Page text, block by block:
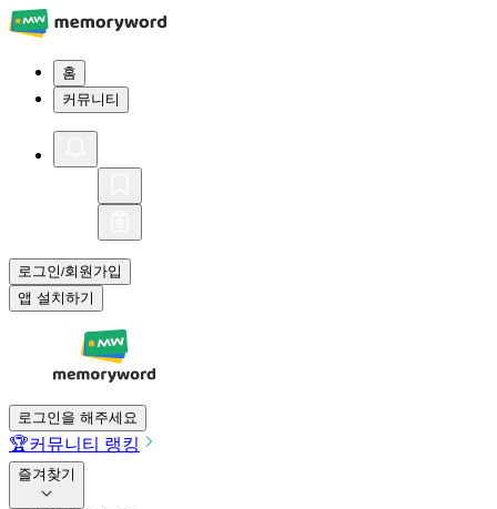
홈
커뮤니티
로그인/회원가입
앱 설치하기
로그인을 해주세요
🏆커뮤니티 랭킹
즐겨찾기